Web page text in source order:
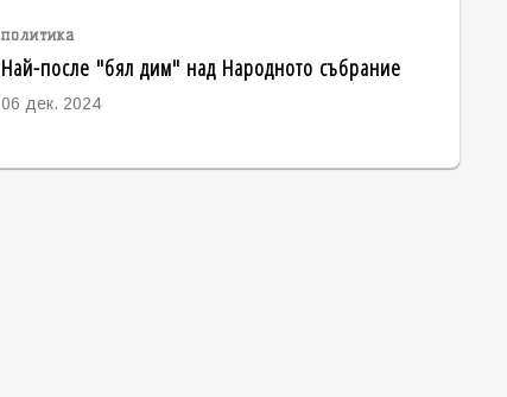
политика
Най-после "бял дим" над Народното събрание
06 дек. 2024